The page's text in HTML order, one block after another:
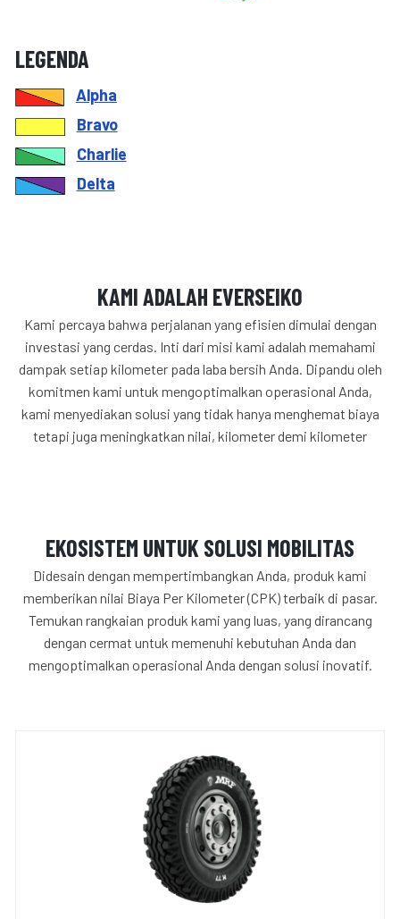
LEGENDA
Alpha
Bravo
Charlie
Delta
KAMI ADALAH EVERSEIKO
Kami percaya bahwa perjalanan yang efisien dimulai dengan
investasi yang cerdas. Inti dari misi kami adalah memahami
dampak setiap kilometer pada laba bersih Anda. Dipandu oleh
komitmen kami untuk mengoptimalkan operasional Anda,
kami menyediakan solusi yang tidak hanya menghemat biaya
tetapi juga meningkatkan nilai, kilometer demi kilometer
EKOSISTEM UNTUK SOLUSI MOBILITAS
Didesain dengan mempertimbangkan Anda, produk kami
memberikan nilai Biaya Per Kilometer (CPK) terbaik di pasar.
Temukan rangkaian produk kami yang luas, yang dirancang
dengan cermat untuk memenuhi kebutuhan Anda dan
mengoptimalkan operasional Anda dengan solusi inovatif.